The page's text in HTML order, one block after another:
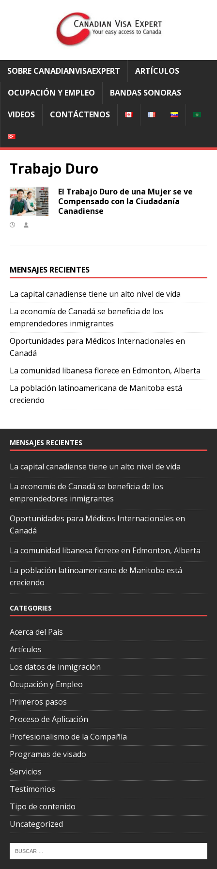
SOBRE CANADIANVISAEXPERT ARTÍCULOS
OCUPACIÓN Y EMPLEO BANDAS SONORAS
VIDEOS CONTÁCTENOS
Trabajo Duro
El Trabajo Duro de una Mujer se ve
Compensado con la Ciudadanía
Canadiense
MENSAJES RECIENTES
La capital canadiense tiene un alto nivel de vida
La economía de Canadá se beneficia de los
emprendedores inmigrantes
Oportunidades para Médicos Internacionales en
Canadá
La comunidad libanesa florece en Edmonton, Alberta
La población latinoamericana de Manitoba está
creciendo
MENSAJES RECIENTES
La capital canadiense tiene un alto nivel de vida
La economía de Canadá se beneficia de los
emprendedores inmigrantes
Oportunidades para Médicos Internacionales en
Canadá
La comunidad libanesa florece en Edmonton, Alberta
La población latinoamericana de Manitoba está
creciendo
CATEGORIES
Acerca del País
Artículos
Los datos de inmigración
Ocupación y Empleo
Primeros pasos
Proceso de Aplicación
Profesionalismo de la Compañía
Programas de visado
Servicios
Testimonios
Tipo de contenido
Uncategorized